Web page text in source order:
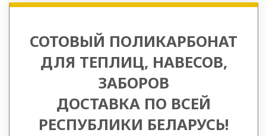
Теплицы
филиалы
Летние
филиалы
Поликарбонат
СОТОВЫЙ ПОЛИКАРБОНАТ
ДЛЯ ТЕПЛИЦ, НАВЕСОВ,
ЗАБОРОВ
ДОСТАВКА ПО ВСЕЙ
РЕСПУБЛИКИ БЕЛАРУСЬ!